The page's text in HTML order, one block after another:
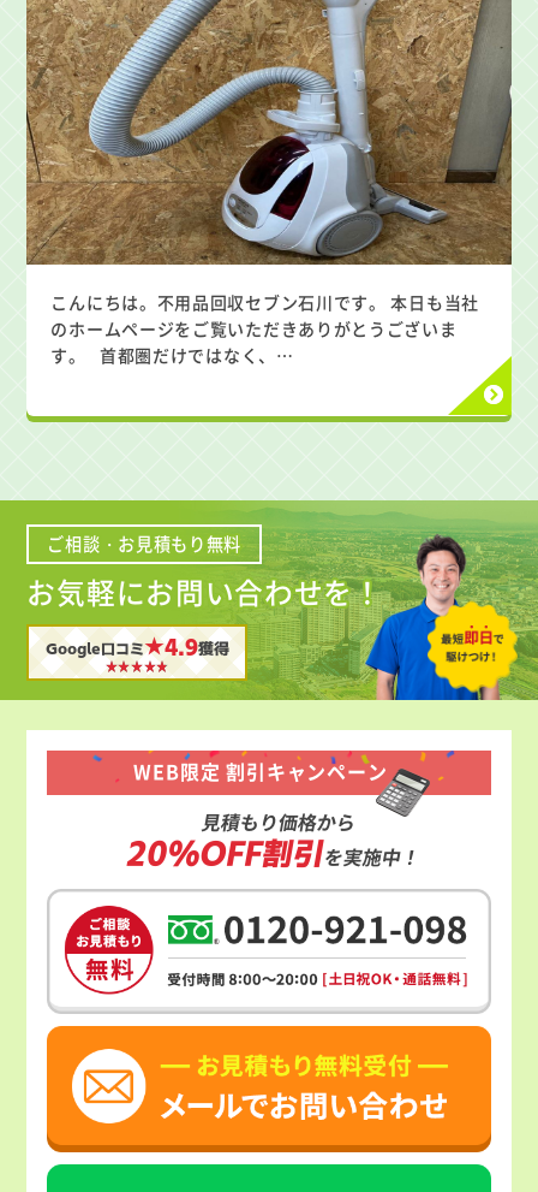
こんにちは。不用品回収セブン石川です。 本日も当社
のホームページをご覧いただきありがとうございま
す。 首都圏だけではなく、…
ご相談・お見積もり無料
お気軽にお問い合わせを！
Google口コミ★4.9獲得
WEB限定 割引キャンペーン
見積もり価格から
20%OFF割引を実施中！